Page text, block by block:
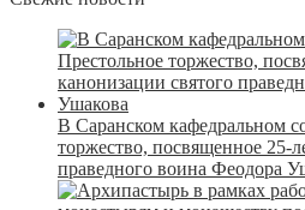
В Саранском кафедральном
торжество, посвященное 25-
праведного воина Феодора